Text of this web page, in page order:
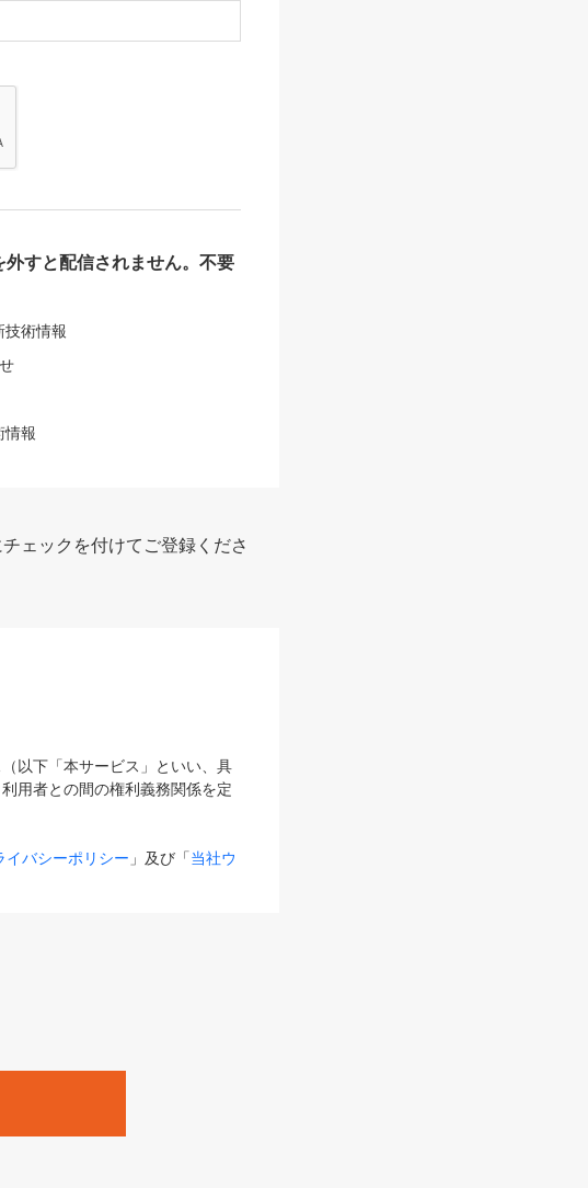
すと配信されません。不要
術情報
情報
ェックを付けてご登録くださ
以下「本サービス」といい、具
用者との間の権利義務関係を定
イバシーポリシー 」及び「当社ウ
た場合、変更後のサービスを含
をいいます。
」「Biz/Zine」「HRzine」